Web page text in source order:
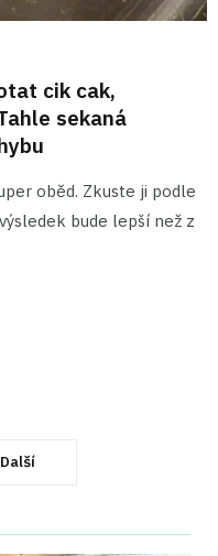
cik cak,
sekaná
oběd. Zkuste ji podle
bude lepší než z
Další